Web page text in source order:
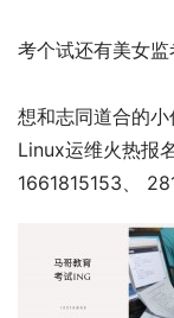
考个试还有美女
想和志同道合的
Linux运维火热报
1661815153、